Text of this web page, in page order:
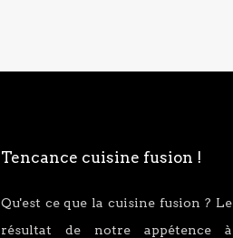
Tencance cuisine fusion !
Qu'est ce que la cuisine fusion ? Le
résultat de notre appétence à